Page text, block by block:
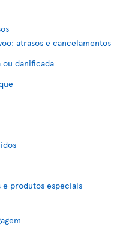
atrasos e cancelamentos
ou danificada
produtos especiais